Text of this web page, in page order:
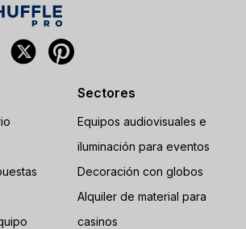
Sectores
Equipos audiovisuales e
iluminación para eventos
Decoración con globos
Alquiler de material para
casinos